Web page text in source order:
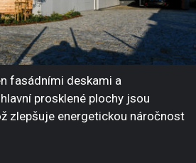
fasádními deskami a
prosklené plochy jsou
zlepšuje energetickou náročnost